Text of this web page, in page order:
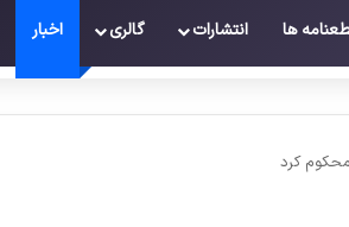
ها انتشارات گالری اخبار
کرد